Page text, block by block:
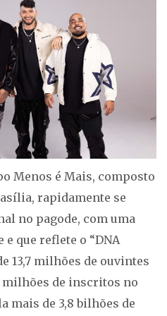
Menos é Mais, composto
rapidamente se
no pagode, com uma
que reflete o “DNA
13,7 milhões de ouvintes
milhões de inscritos no
mais de 3,8 bilhões de